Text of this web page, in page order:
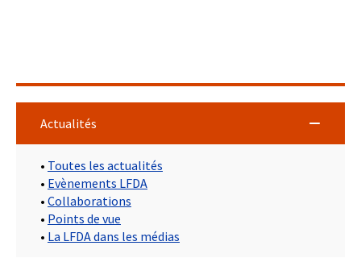
Actualités
• Toutes les actualités
• Evènements LFDA
• Collaborations
• Points de vue
• La LFDA dans les médias